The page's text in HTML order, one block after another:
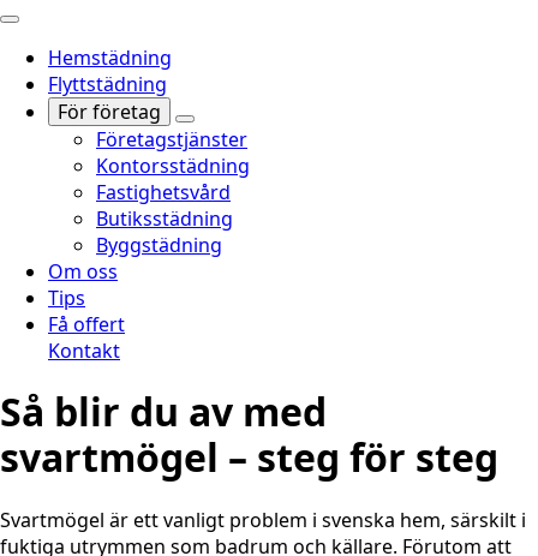
Hemstädning
Flyttstädning
För företag
Företagstjänster
Kontorsstädning
Fastighetsvård
Butiksstädning
Byggstädning
Om oss
Tips
Få offert
Kontakt
Så blir du av med
svartmögel – steg för steg
Svartmögel är ett vanligt problem i svenska hem, särskilt i
fuktiga utrymmen som badrum och källare. Förutom att